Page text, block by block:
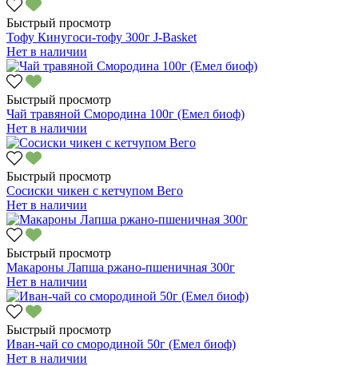
Быстрый просмотр
Тофу Кинугоси-тофу 300г J-Basket
Нет в наличии
Быстрый просмотр
Чай травяной Смородина 100г (Емел биоф)
Нет в наличии
Быстрый просмотр
Сосиски чикен с кетчупом Вего
Нет в наличии
Быстрый просмотр
Макароны Лапша ржано-пшеничная 300г
Нет в наличии
Быстрый просмотр
Иван-чай со смородиной 50г (Емел биоф)
Нет в наличии